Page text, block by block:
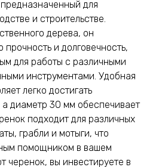
для
и строительстве.
дерева, он
и долговечность,
для работы с различными
инструментами. Удобная
легко достигать
диаметр 30 мм обеспечивает
подходит для различных
грабли и мотыги, что
помощником в вашем
черенок, вы инвестируете в